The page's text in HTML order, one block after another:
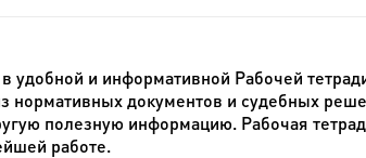
удобной и информативной Рабочей
документов и судебных
полезную информацию. Рабочая
работе.